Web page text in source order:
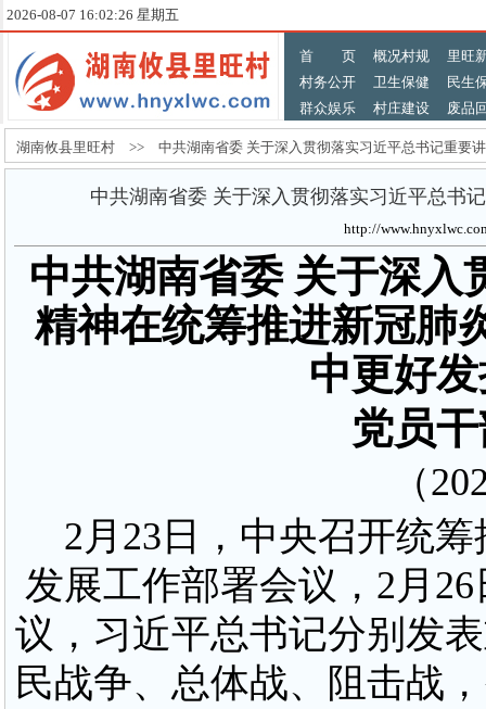
2026-08-07 16:02:27 星期五
首 页 概况村规
里旺
村务公开
卫生保健
民生
群众娱乐
村庄建设 废品
湖南攸县里旺村 >> 中共湖南省委 关于深入贯彻落实习近平总书记重要
中共湖南省委 关于深入贯彻落实习近平总书
http://
中共湖南省委 关于深入
精神在统筹推进新冠肺
中更好
党员
（
2月23日，中央召开统
发展工作部署会议，2月
议，习近平总书记分别发
民战争、总体战、阻击战